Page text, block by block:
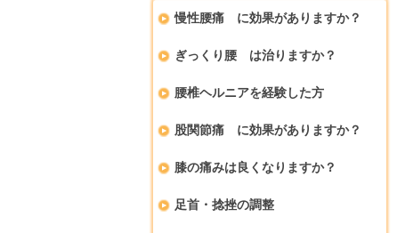
慢性腰痛 に効果がありますか？
ぎっくり腰 は治りますか？
腰椎ヘルニアを経験した方
股関節痛 に効果がありますか？
膝の痛みは良くなりますか？
足首・捻挫の調整